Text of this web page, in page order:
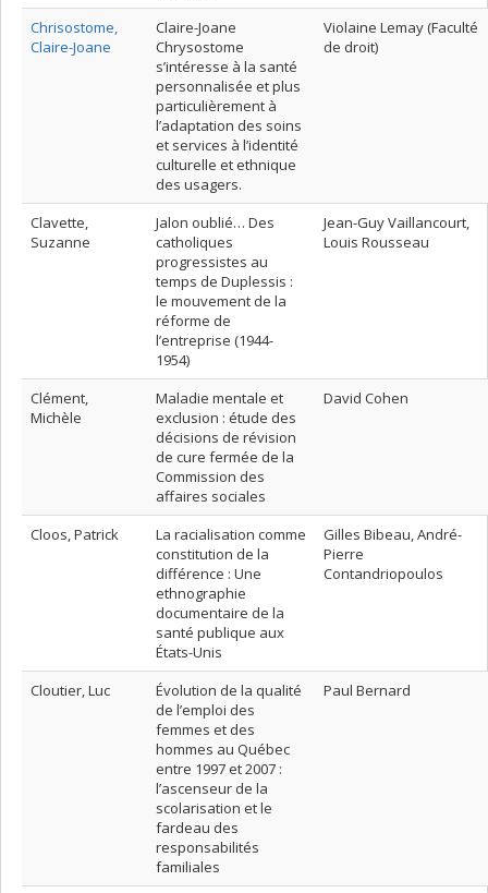
Chrisostome,
Claire-Joane
Claire-Joane
Chrysostome
s’intéresse à la santé
personnalisée et plus
particulièrement à
l’adaptation des soins
et services à l’identité
culturelle et ethnique
des usagers.
Violaine Lemay (Faculté
de droit)
Clavette,
Suzanne
Jalon oublié… Des
catholiques
progressistes au
temps de Duplessis :
le mouvement de la
réforme de
l’entreprise (1944-
1954)
Jean-Guy Vaillancourt,
Louis Rousseau
Clément,
Michèle
Maladie mentale et
exclusion : étude des
décisions de révision
de cure fermée de la
Commission des
affaires sociales
David Cohen
Cloos, Patrick
La racialisation comme
constitution de la
différence : Une
ethnographie
documentaire de la
santé publique aux
États-Unis
Gilles Bibeau, André-
Pierre
Contandriopoulos
Cloutier, Luc
Évolution de la qualité
de l’emploi des
femmes et des
hommes au Québec
entre 1997 et 2007 :
l’ascenseur de la
scolarisation et le
fardeau des
responsabilités
familiales
Paul Bernard